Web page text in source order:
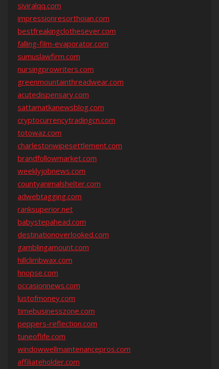
siviralqq.com
impressionresorthoian.com
bestfreakingclothesever.com
falling-film-evaporator.com
sumuslawfirm.com
nursingprowriters.com
greenmountainthreadwear.com
acutedispensary.com
sattamatkanewsblog.com
cryptocurrencytradingcn.com
totowaz.com
charlestonwipesettlement.com
brandfollowmarket.com
weeklyjobnews.com
countyanimalshelter.com
adwebtagging.com
ranksuperior.net
babystepahead.com
destinationoverlooked.com
gamblingamount.com
hillclimbwax.com
hnopse.com
occasionnews.com
lustofmoney.com
timebusinesszone.com
peppers-reflection.com
tuneoflife.com
windowwellmaintenancepros.com
affiliateholder.com